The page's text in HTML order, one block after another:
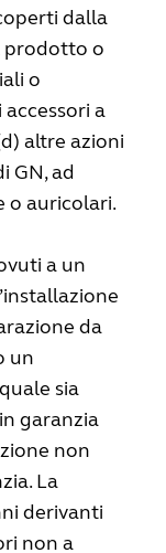
dalla
prodotto o
o
a
altre azioni
GN, ad
o auricolari.
a un
da
un
sia
garanzia
non
La
derivanti
non a